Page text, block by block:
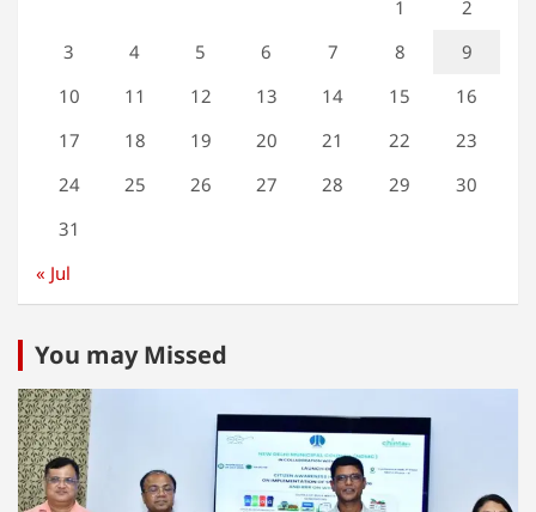
1
2
3
4 5 6 7 8
9
10
11 12 13 14 15
16
17
18 19 20 21 22
23
24
25 26 27 28 29
30
31
« Jul
You may Missed